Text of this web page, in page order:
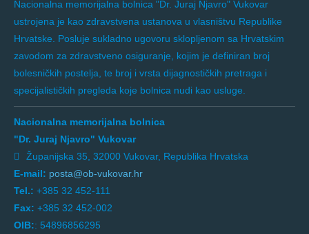
Nacionalna memorijalna bolnica "Dr. Juraj Njavro" Vukovar
ustrojena je kao zdravstvena ustanova u vlasništvu Republike
Hrvatske. Posluje sukladno ugovoru sklopljenom sa Hrvatskim
zavodom za zdravstveno osiguranje, kojim je definiran broj
bolesničkih postelja, te broj i vrsta dijagnostičkih pretraga i
specijalističkih pregleda koje bolnica nudi kao usluge.
Nacionalna memorijalna bolnica
"Dr. Juraj Njavro" Vukovar
Županijska 35, 32000 Vukovar, Republika Hrvatska
E-mail: posta@ob-vukovar.hr
Tel.: +385 32 452-111
Fax: +385 32 452-002
OIB:: 54896856295